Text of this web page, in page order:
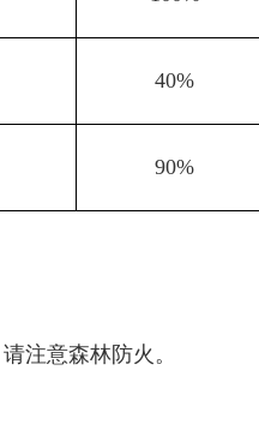
40%
90%
注意森林防火。